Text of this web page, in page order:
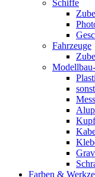
Schiffe
Fahrzeuge
Farben &